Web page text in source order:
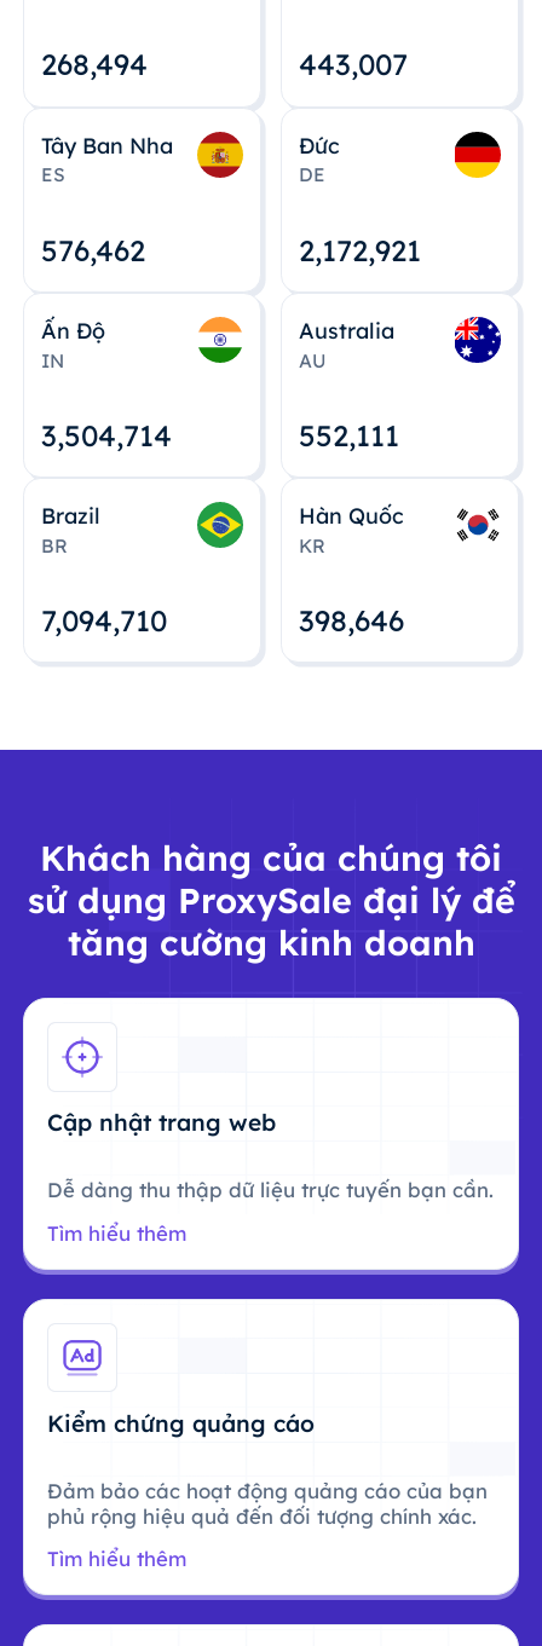
268,495 443,008
Tây Ban Nha
ES
576,463
Đức
DE
2,172,922
Ấn Độ
IN
3,504,715
Australia
AU
552,112
Brazil
BR
7,094,712
Hàn Quốc
KR
398,648
Khách hàng của chúng tôi
sử dụng ProxySale đại lý để
tăng cường kinh doanh
Cập nhật trang web
Dễ dàng thu thập dữ liệu trực tuyến bạn cần.
Tìm hiểu thêm
Kiểm chứng quảng cáo
Đảm bảo các hoạt động quảng cáo của bạn
phủ rộng hiệu quả đến đối tượng chính xác.
Tìm hiểu thêm